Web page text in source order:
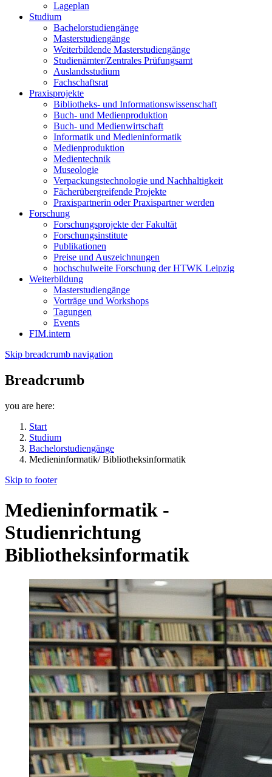
Lageplan
Studium
Bachelorstudiengänge
Masterstudiengänge
Weiterbildende Masterstudiengänge
Studienämter/Zentrales Prüfungsamt
Auslandsstudium
Fachschaftsrat
Praxisprojekte
Bibliotheks- und Informationswissenschaft
Buch- und Medienproduktion
Buch- und Medienwirtschaft
Informatik und Medieninformatik
Medienproduktion
Medientechnik
Museologie
Verpackungstechnologie und Nachhaltigkeit
Fächerübergreifende Projekte
Praxispartnerin oder Praxispartner werden
Forschung
Forschungsprojekte der Fakultät
Forschungsinstitute
Publikationen
Preise und Auszeichnungen
hochschulweite Forschung der HTWK Leipzig
Weiterbildung
Masterstudiengänge
Vorträge und Workshops
Tagungen
Events
FIM.intern
Skip breadcrumb navigation
Breadcrumb
you are here:
Start
Studium
Bachelorstudiengänge
Medieninformatik/ Bibliotheksinformatik
Skip to footer
Medieninformatik -
Studienrichtung
Bibliotheksinformatik